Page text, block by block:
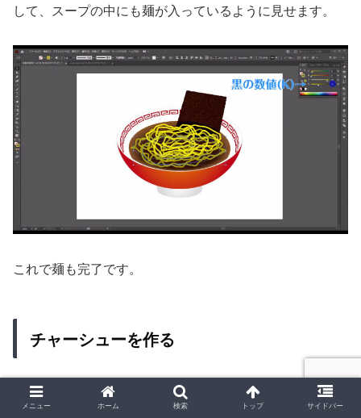
して、スープの中にも麺が入っているように見せます。
これで麺も完了です。
チャーシューを作る
次は、チャーシューを作っていきます。
メニュー ホーム 検索 トップ サイドバー